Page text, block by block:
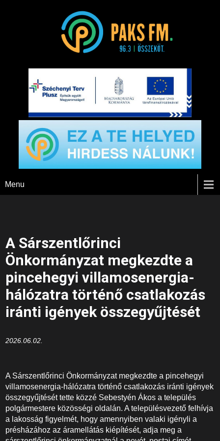
Paks FM
Menu
A Sárszentlőrinci
Önkormányzat megkezdte a
pincehegyi villamosenergia-
hálózatra történő csatlakozás
iránti igények összegyűjtését
2026.06.02.
A Sárszentlőrinci Önkormányzat megkezdte a pincehegyi
villamosenergia-hálózatra történő csatlakozás iránti igények
összegyűjtését tette közzé Sebestyén Ákos a település
polgármestere közösségi oldalán. A településvezető felhívja
a lakosság figyelmét, hogy amennyiben valaki igényli a
présházához az áramellátás kiépítését, adja meg a